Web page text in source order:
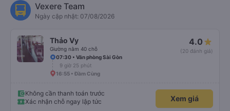
Vexere Team
Ngày cập nhật: 07/08/2026
Thảo Vy
Giường nằm 40 chỗ
4.0
(20 đánh giá)
07:30 • Văn phòng Sài Gòn
9 giờ 25 phút
16:55 • Đầm Cùng
Không cần thanh toán trước
Xác nhận chỗ ngay lập tức
Xem giá